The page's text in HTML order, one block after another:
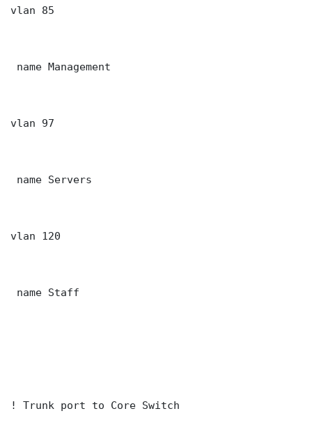
vlan 85
name Management
vlan 97
name Servers
vlan 120
name Staff
! Trunk port to Core Switch